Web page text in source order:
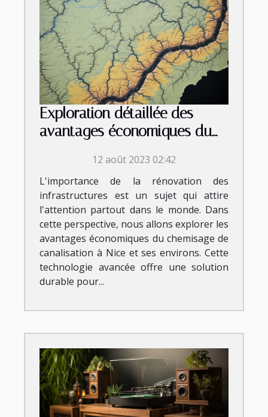
Exploration détaillée des
avantages économiques du
Nice et ses environs
12 août 2023 02:42
L'importance de la rénovation des
infrastructures est un sujet qui attire
l'attention partout dans le monde. Dans
cette perspective, nous allons explorer les
avantages économiques du chemisage de
canalisation à Nice et ses environs. Cette
technologie avancée offre une solution
durable pour...